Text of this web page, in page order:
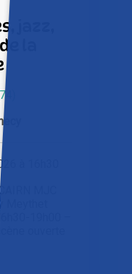
jazz,
la
à 16h30
MJC
Meythet
19h00 –
ouverte